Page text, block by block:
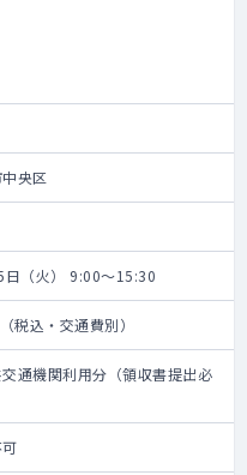
央区
（火） 9:00～15:30
税込・交通費別）
通機関利用分（領収書提出必